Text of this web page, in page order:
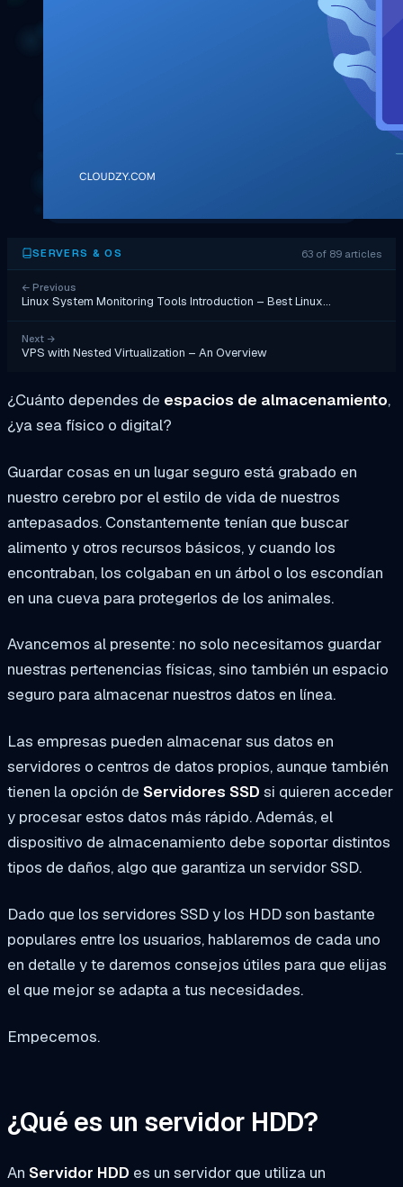
SERVERS & OS 63 of 89 articles
← Previous
Linux System Monitoring Tools Introduction – Best Linux…
Next →
VPS with Nested Virtualization – An Overview
¿Cuánto dependes de espacios de almacenamiento,
¿ya sea físico o digital?
Guardar cosas en un lugar seguro está grabado en
nuestro cerebro por el estilo de vida de nuestros
antepasados. Constantemente tenían que buscar
alimento y otros recursos básicos, y cuando los
encontraban, los colgaban en un árbol o los escondían
en una cueva para protegerlos de los animales.
Avancemos al presente: no solo necesitamos guardar
nuestras pertenencias físicas, sino también un espacio
seguro para almacenar nuestros datos en línea.
Las empresas pueden almacenar sus datos en
servidores o centros de datos propios, aunque también
tienen la opción de Servidores SSD si quieren acceder
y procesar estos datos más rápido. Además, el
dispositivo de almacenamiento debe soportar distintos
tipos de daños, algo que garantiza un servidor SSD.
Dado que los servidores SSD y los HDD son bastante
populares entre los usuarios, hablaremos de cada uno
en detalle y te daremos consejos útiles para que elijas
el que mejor se adapta a tus necesidades.
Empecemos.
¿Qué es un servidor HDD?
An Servidor HDD es un servidor que utiliza un